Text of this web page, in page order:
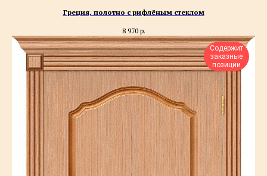
Греция, полотно с рифлёным стеклом
8 970 р.
Содержит
заказные
позиции